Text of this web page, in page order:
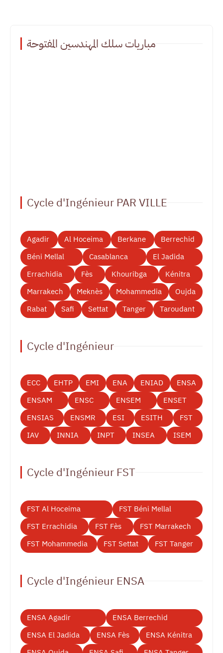
مباريات سلك المهندسين المفتوحة
Cycle d'Ingénieur PAR VILLE
Agadir Al Hoceima Berkane
Berrechid
Béni Mellal
Casablanca
El Jadida
Errachidia
Fès Khouribga
Kénitra
Marrakech
Meknès Mohammedia
Oujda
Rabat
Safi Settat Tanger Taroudant
Cycle d'Ingénieur
ECC EHTP EMI ENA ENIAD
ENSA
ENSAM
ENSC ENSEM
ENSET
ENSIAS
ENSMR ESI ESITH
FST
IAV
INNIA INPT INSEA ISEM
Cycle d'Ingénieur FST
FST Al Hoceima
FST Béni Mellal
FST Errachidia
FST Fès
FST Marrakech
FST Mohammedia
FST Settat FST Tanger
Cycle d'Ingénieur ENSA
ENSA Agadir
ENSA Berrechid
ENSA El Jadida
ENSA Fès
ENSA Kénitra